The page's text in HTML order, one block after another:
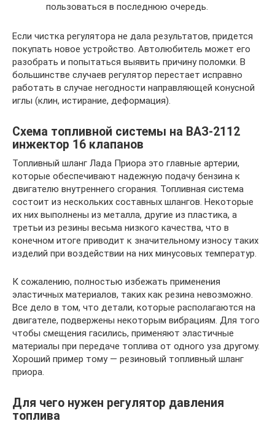
пользоваться в последнюю очередь.
Если чистка регулятора не дала результатов, придется
покупать новое устройство. Автолюбитель может его
разобрать и попытаться выявить причину поломки. В
большинстве случаев регулятор перестает исправно
работать в случае негодности направляющей конусной
иглы (клин, истирание, деформация).
Схема топливной системы на ВАЗ-2112
инжектор 16 клапанов
Топливный шланг Лада Приора это главные артерии,
которые обеспечивают надежную подачу бензина к
двигателю внутреннего сгорания. Топливная система
состоит из нескольких составных шлангов. Некоторые
их них выполнены из металла, другие из пластика, а
третьи из резины весьма низкого качества, что в
конечном итоге приводит к значительному износу таких
изделий при воздействии на них минусовых температур.
К сожалению, полностью избежать применения
эластичных материалов, таких как резина невозможно.
Все дело в том, что детали, которые располагаются на
двигателе, подвержены некоторым вибрациям. Для того
чтобы смещения гасились, применяют эластичные
материалы при передаче топлива от одного уза другому.
Хороший пример тому — резиновый топливный шланг
приора.
Для чего нужен регулятор давления
топлива